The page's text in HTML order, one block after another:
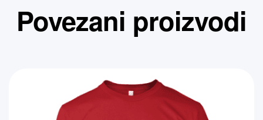
Povezani proizvodi